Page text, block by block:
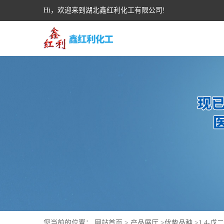
Hi，欢迎来到湖北鑫红利化工有限公司!